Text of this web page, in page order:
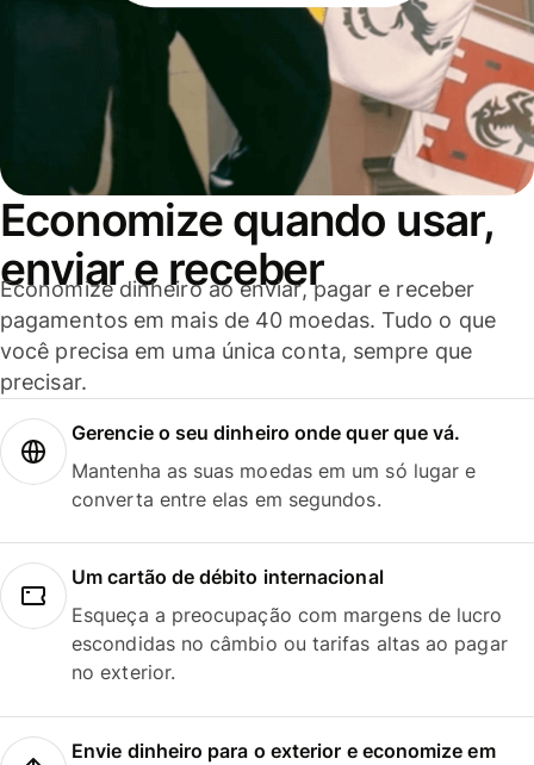
Economize quando usar,
enviar e receber
Economize dinheiro ao enviar, pagar e receber
pagamentos em mais de 40 moedas. Tudo o que
você precisa em uma única conta, sempre que
precisar.
Gerencie o seu dinheiro onde quer que vá.
Mantenha as suas moedas em um só lugar e
converta entre elas em segundos.
Um cartão de débito internacional
Esqueça a preocupação com margens de lucro
escondidas no câmbio ou tarifas altas ao pagar
no exterior.
Envie dinheiro para o exterior e economize em